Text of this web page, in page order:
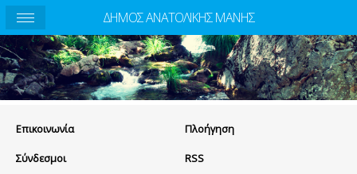
Eπικοινωνία Πλοήγηση
Σύνδεσμοι RSS
ΔΗΜΟΣ ΑΝΑΤΟΛΙΚΗΣ ΜΑΝΗΣ